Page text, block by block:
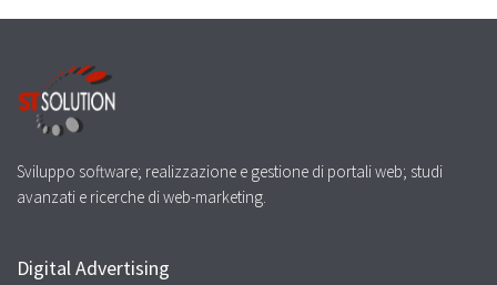
Sviluppo software; realizzazione e gestione di portali web; studi
avanzati e ricerche di web-marketing.
Digital Advertising